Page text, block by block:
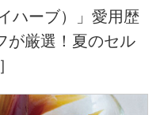
ハーブ）」愛用歴
が厳選！夏のセル